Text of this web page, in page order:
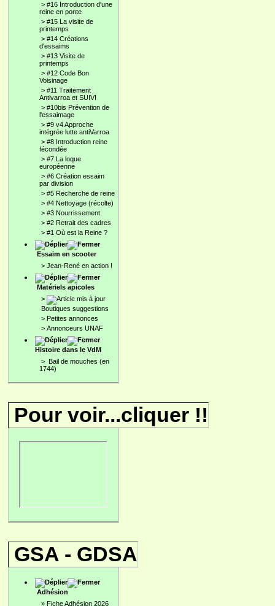
> #16 Introduction d'une
reine en ponte
> #15 La visite de
printemps
> #14 Créations
d'essaims
> #13 Visite de
printemps
> #12 Code Bon
Voisinage
> #11 Traitement
Antivarroa et SUIVI
> #10bis Prévention de
l'essaimage
> #9 v4 Approche
intégrée lutte antiVarroa
> #8 Introduction reine
fécondée
> #7 La loque
européenne
> #6 Création essaim
par division
> #5 Recherche de reine
> #4 Nettoyage (récolte)
> #3 Nourrissement
> #2 Retrait des cadres
> #1 Où est la Reine ?
Essaim en scooter
> Jean-René en action !
Matériels apicoles
>
Boutiques suggestions
> Petites annonces
> Annonceurs UNAF
Histoire dans le VdM
> Bail de mouches (en
1744)
Pour voir...cliquer !!
GSA - GDSA
Adhésion
» Fiche Adhésion 2026